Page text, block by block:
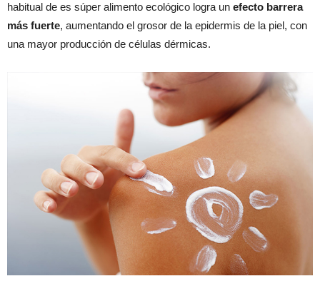
habitual de es súper alimento ecológico logra un efecto barrera
más fuerte, aumentando el grosor de la epidermis de la piel, con
una mayor producción de células dérmicas.